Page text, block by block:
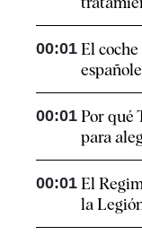
00:01 El
00:01 Por qué
para
00:01 El
la